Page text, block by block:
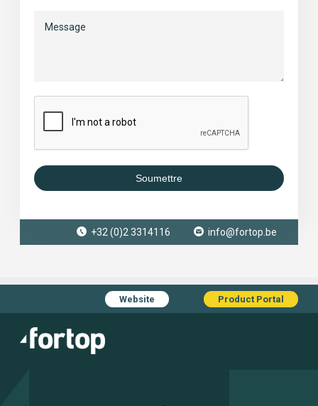
Soumettre
+32 (0)2 3314116 info@fortop.be
Website Product Portal